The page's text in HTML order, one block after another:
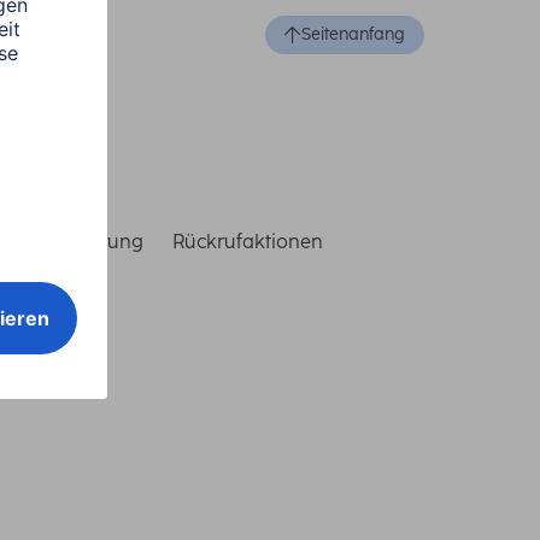
Seitenanfang
Rückrufaktionen